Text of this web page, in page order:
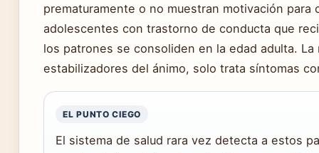
prematuramente o no muestran motivación para
adolescentes con trastorno de conducta que
los patrones se consoliden en la edad adulta.
estabilizadores del ánimo, solo trata síntomas
EL PUNTO CIEGO
El sistema de salud rara vez detecta a estos